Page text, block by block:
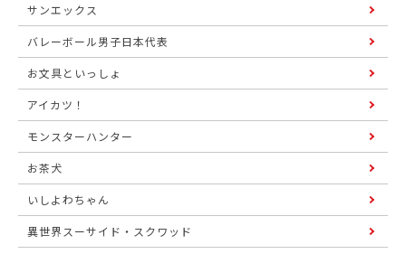
サンエックス
バレーボール男子日本代表
お文具といっしょ
アイカツ！
モンスターハンター
お茶犬
いしよわちゃん
異世界スーサイド・スクワッド